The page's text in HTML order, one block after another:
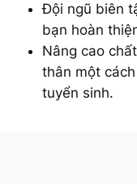
Đội ngũ biên
bạn hoàn
Nâng cao
thân một
tuyển sinh.